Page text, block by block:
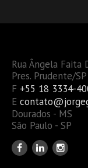
Rua Ângela Faita
Pres. Prudente/
F +55 18 3334-
E
Dourados -
São Paulo - SP